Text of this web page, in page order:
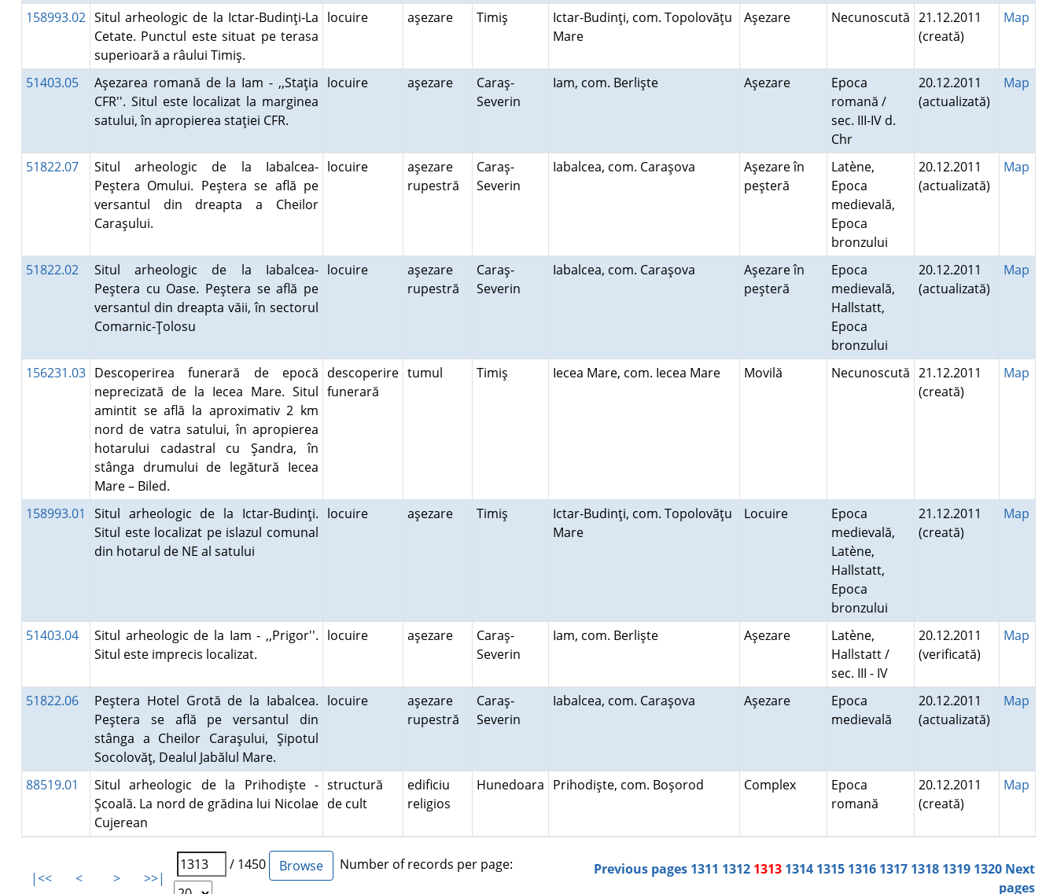
158993.02 Situl arheologic de la Ictar-Budinţi-La
Cetate. Punctul este situat pe terasa
superioară a râului Timiş.
locuire aşezare Timiş
Ictar-Budinţi, com. Topolovăţu
Mare
Aşezare Necunoscută 21.12.2011
(creată)
Map
51403.05
Aşezarea romană de la Iam - ,,Staţia
CFR''. Situl este localizat la marginea
satului, în apropierea staţiei CFR.
locuire aşezare
Caraş-
Severin
Iam, com. Berlişte Aşezare
Epoca
romană /
sec. III-IV d.
Chr
20.12.2011
(actualizată)
Map
51822.07
Situl arheologic de la Iabalcea-
Peştera Omului. Peştera se află pe
versantul din dreapta a Cheilor
Caraşului.
locuire
aşezare
rupestră
Caraş-
Severin
Iabalcea, com. Caraşova
Aşezare în
peşteră
Latène,
Epoca
medievală,
Epoca
bronzului
20.12.2011
(actualizată)
Map
51822.02
Situl arheologic de la Iabalcea-
Peştera cu Oase. Peştera se află pe
versantul din dreapta văii, în sectorul
Comarnic-Ţolosu
locuire
aşezare
rupestră
Caraş-
Severin
Iabalcea, com. Caraşova
Aşezare în
peşteră
Epoca
medievală,
Hallstatt,
Epoca
bronzului
20.12.2011
(actualizată)
Map
156231.03 Descoperirea funerară de epocă
neprecizată de la Iecea Mare. Situl
amintit se află la aproximativ 2 km
nord de vatra satului, în apropierea
hotarului cadastral cu Şandra, în
stânga drumului de legătură Iecea
Mare – Biled.
descoperire
funerară
tumul Timiş Iecea Mare, com. Iecea Mare Movilă Necunoscută 21.12.2011
(creată)
Map
158993.01
Situl arheologic de la Ictar-Budinţi.
Situl este localizat pe islazul comunal
din hotarul de NE al satului
locuire aşezare Timiş
Ictar-Budinţi, com. Topolovăţu
Mare
Locuire
Epoca
medievală,
Latène,
Hallstatt,
Epoca
bronzului
21.12.2011
(creată)
Map
51403.04
Situl arheologic de la Iam - ,,Prigor''.
Situl este imprecis localizat.
locuire aşezare
Caraş-
Severin
Iam, com. Berlişte Aşezare
Latène,
Hallstatt /
sec. III - IV
20.12.2011
(verificată)
Map
51822.06
Peştera Hotel Grotă de la Iabalcea.
Peştera se află pe versantul din
stânga a Cheilor Caraşului, Şipotul
Socolovăţ, Dealul Jabălul Mare.
locuire
aşezare
rupestră
Caraş-
Severin
Iabalcea, com. Caraşova Aşezare
Epoca
medievală
20.12.2011
(actualizată)
Map
88519.01
Situl arheologic de la Prihodişte -
Şcoală. La nord de grădina lui Nicolae
Cujerean
structură
de cult
edificiu
religios
Hunedoara Prihodişte, com. Boşorod Complex
Epoca
romană
20.12.2011
(creată)
Map
|<< < > >>|
/ 1450 Number of records per page: Previous pages 1311 1312 1313 1314 1315 1316 1317 1318 1319 1320 Next
pages